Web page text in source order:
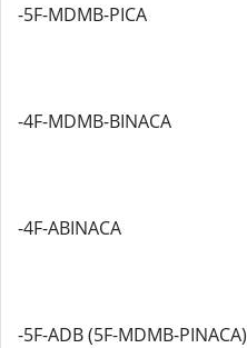
-5F-MDMB-PICA
-4F-MDMB-BINACA
-4F-ABINACA
-5F-ADB (5F-MDMB-PINACA)